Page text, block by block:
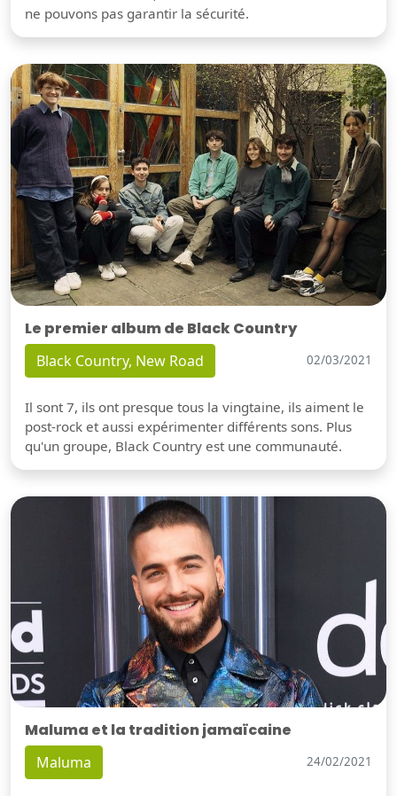
ne pouvons pas garantir la sécurité.
Le premier album de Black Country
Black Country, New Road 02/03/2021
Il sont 7, ils ont presque tous la vingtaine, ils aiment le
post-rock et aussi expérimenter différents sons. Plus
qu'un groupe, Black Country est une communauté.
Maluma et la tradition jamaïcaine
Maluma 24/02/2021